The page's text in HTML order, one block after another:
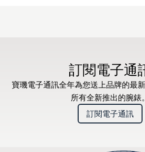
訂閱電子通
寶璣電子通訊全年為您送上品牌的最
所有全新推出的腕錶。
訂閱電子通訊